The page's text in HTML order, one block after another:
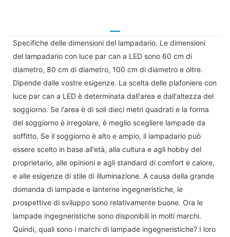
Specifiche delle dimensioni del lampadario. Le dimensioni
del lampadario con luce par can a LED sono 60 cm di
diametro, 80 cm di diametro, 100 cm di diametro e oltre.
Dipende dalle vostre esigenze. La scelta delle plafoniere con
luce par can a LED è determinata dall'area e dall'altezza del
soggiorno. Se l'area è di soli dieci metri quadrati e la forma
del soggiorno è irregolare, è meglio scegliere lampade da
soffitto. Se il soggiorno è alto e ampio, il lampadario può
essere scelto in base all'età, alla cultura e agli hobby del
proprietario, alle opinioni e agli standard di comfort e calore,
e alle esigenze di stile di illuminazione. A causa della grande
domanda di lampade e lanterne ingegneristiche, le
prospettive di sviluppo sono relativamente buone. Ora le
lampade ingegneristiche sono disponibili in molti marchi.
Quindi, quali sono i marchi di lampade ingegneristiche? I loro